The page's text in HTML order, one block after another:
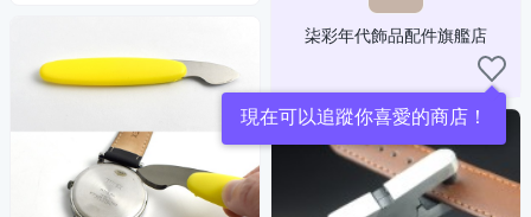
柒彩年代飾品配件旗艦店
現在可以追蹤你喜愛的商店！